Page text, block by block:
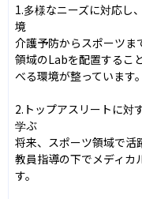
1.多様なニーズに対応し
境
介護予防からスポーツま
領域のLabを配置するこ
べる環境が整っています。
2.トップアスリートに対
学ぶ
将来、スポーツ領域で活
教員指導の下でメディカ
す。